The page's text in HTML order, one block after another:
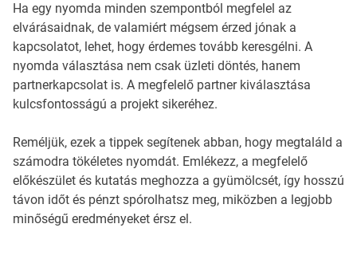
Ha egy nyomda minden szempontból megfelel az
elvárásaidnak, de valamiért mégsem érzed jónak a
kapcsolatot, lehet, hogy érdemes tovább keresgélni. A
nyomda választása nem csak üzleti döntés, hanem
partnerkapcsolat is. A megfelelő partner kiválasztása
kulcsfontosságú a projekt sikeréhez.
Reméljük, ezek a tippek segítenek abban, hogy megtaláld a
számodra tökéletes nyomdát. Emlékezz, a megfelelő
előkészület és kutatás meghozza a gyümölcsét, így hosszú
távon időt és pénzt spórolhatsz meg, miközben a legjobb
minőségű eredményeket érsz el.